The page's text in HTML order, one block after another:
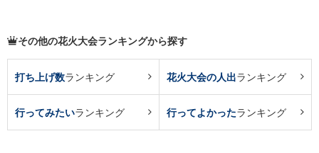
その他の花火大会ランキングから探す
打ち上げ数ランキング 花火大会の人出ランキング
行ってみたいランキング 行ってよかったランキング